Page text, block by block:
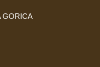
GORICA